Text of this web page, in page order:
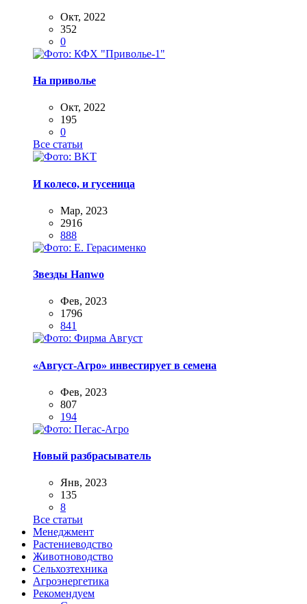
Окт, 2022
352
0
На приволье
Окт, 2022
195
0
Все статьи
И колесо, и гусеница
Мар, 2023
2916
888
Звезды Hanwo
Фев, 2023
1796
841
«Август-Агро» инвестирует в семена
Фев, 2023
807
194
Новый разбрасыватель
Янв, 2023
135
8
Все статьи
Менеджмент
Растениеводство
Животноводство
Сельхозтехника
Агроэнергетика
Рекомендуем